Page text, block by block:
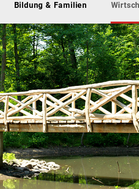
Bildung & Familien